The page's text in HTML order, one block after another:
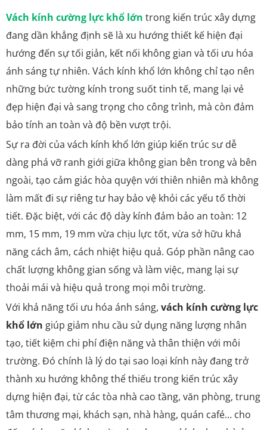
Vách kính cường lực khổ lớn trong kiến trúc xây dựng
đang dần khẳng định sẽ là xu hướng thiết kế hiện đại
hướng đến sự tối giản, kết nối không gian và tối ưu hóa
ánh sáng tự nhiên. Vách kính khổ lớn không chỉ tạo nên
những bức tường kính trong suốt tinh tế, mang lại vẻ
đẹp hiện đại và sang trọng cho công trình, mà còn đảm
bảo tính an toàn và độ bền vượt trội.
Sự ra đời của vách kính khổ lớn giúp kiến trúc sư dễ
dàng phá vỡ ranh giới giữa không gian bên trong và bên
ngoài, tạo cảm giác hòa quyện với thiên nhiên mà không
làm mất đi sự riêng tư hay bảo vệ khỏi các yếu tố thời
tiết. Đặc biệt, với các độ dày kính đảm bảo an toàn: 12
mm, 15 mm, 19 mm vừa chịu lực tốt, vừa sở hữu khả
năng cách âm, cách nhiệt hiệu quả. Góp phần nâng cao
chất lượng không gian sống và làm việc, mang lại sự
thoải mái và hiệu quả trong mọi môi trường.
Với khả năng tối ưu hóa ánh sáng, vách kính cường lực
khổ lớn giúp giảm nhu cầu sử dụng năng lượng nhân
tạo, tiết kiệm chi phí điện năng và thân thiện với môi
trường. Đó chính là lý do tại sao loại kính này đang trở
thành xu hướng không thể thiếu trong kiến trúc xây
dựng hiện đại, từ các tòa nhà cao tầng, văn phòng, trung
tâm thương mại, khách sạn, nhà hàng, quán café… cho